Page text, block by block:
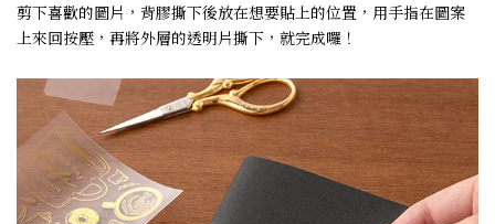
剪下喜歡的圖片，背膠撕下後放在想要貼上的位置，用手指在圖案
上來回按壓，再將外層的透明片撕下，就完成囉！